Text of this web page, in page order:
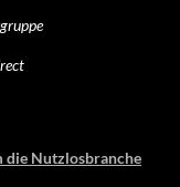
die Nutzlosbranche